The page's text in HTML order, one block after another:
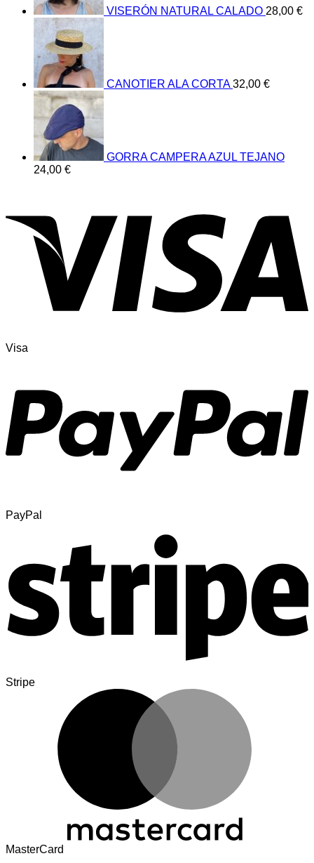
VISERÓN NATURAL CALADO 28,00 €
CANOTIER ALA CORTA 32,00 €
GORRA CAMPERA AZUL TEJANO
24,00 €
Visa
PayPal
Stripe
MasterCard